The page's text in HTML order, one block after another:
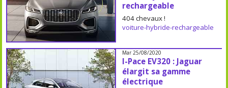
rechargeable
404 chevaux !
voiture-hybride-rechargeable
Mar 25/08/2020
I-Pace EV320 : Jaguar
élargit sa gamme
électrique